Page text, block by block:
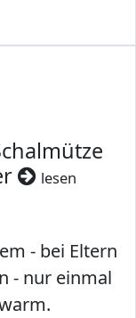
lesen
- bei Eltern
- nur einmal